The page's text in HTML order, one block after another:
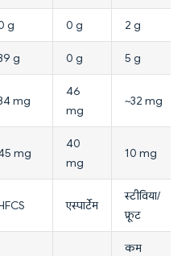
g 0 g 2 g
g 0 g 5 g
mg
46
mg
~32 mg
mg
40
mg
10 mg
एस्पार्टेम
स्टीविया/
फ्रूट
कम